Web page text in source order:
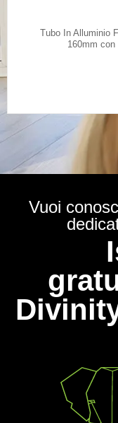
Tubo In Alluminio
160mm
Vuoi